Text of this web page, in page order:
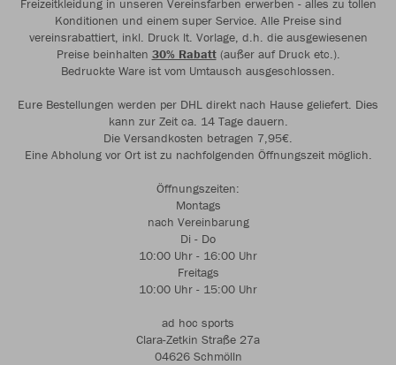
Freizeitkleidung in unseren Vereinsfarben erwerben - alles zu tollen
Konditionen und einem super Service. Alle Preise sind
vereinsrabattiert, inkl. Druck lt. Vorlage, d.h. die ausgewiesenen
Preise beinhalten 30% Rabatt(außer auf Druck etc.).
Bedruckte Ware ist vom Umtausch ausgeschlossen.
Eure Bestellungen werden per DHL direkt nach Hause geliefert. Dies
kann zur Zeit ca. 14 Tage dauern.
Die Versandkosten betragen 7,95€.
Eine Abholung vor Ort ist zu nachfolgenden Öffnungszeit möglich.
Öffnungszeiten:
Montags
nach Vereinbarung
Di - Do
10:00 Uhr - 16:00 Uhr
Freitags
10:00 Uhr - 15:00 Uhr
ad hoc sports
Clara-Zetkin Straße 27a
04626 Schmölln